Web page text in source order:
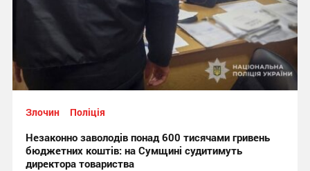
Злочин Поліція
Незаконно заволодів понад 600 тисячами гривень
бюджетних коштів: на Сумщині судитимуть
директора товариства